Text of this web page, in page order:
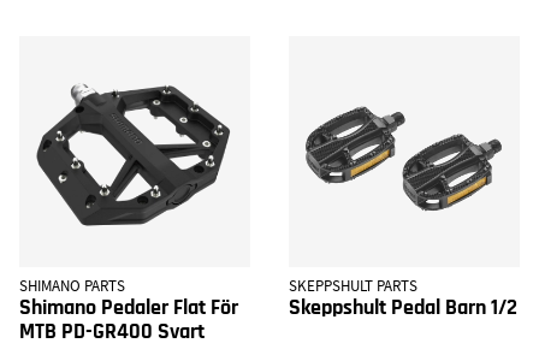
SHIMANO PARTS
Shimano Pedaler Flat För
MTB PD-GR400 Svart
SKEPPSHULT PARTS
Skeppshult Pedal Barn 1/2